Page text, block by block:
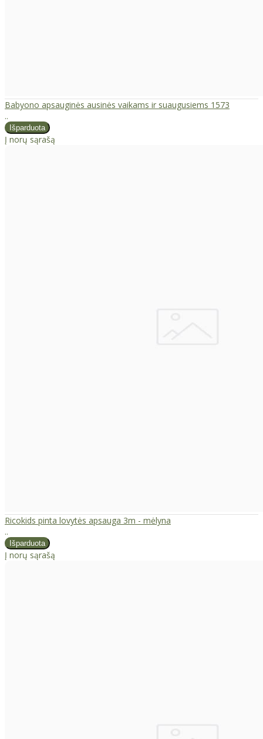
Babyono apsauginės ausinės vaikams ir suaugusiems 1573
..
Į norų sąrašą
Ricokids pinta lovytės apsauga 3m - mėlyna
..
Į norų sąrašą